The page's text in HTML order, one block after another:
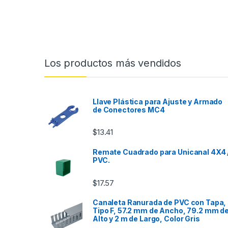
Los productos más vendidos
Llave Plástica para Ajuste y Armado
de Conectores MC4
$13.41
Remate Cuadrado para Unicanal 4X4
PVC.
$17.57
Canaleta Ranurada de PVC con Tapa,
Tipo F, 57.2 mm de Ancho, 79.2 mm
Alto y 2 m de Largo, Color Gris